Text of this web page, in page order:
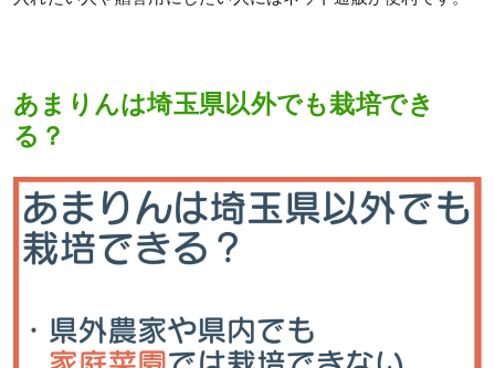
あまりんは埼玉県以外でも栽培でき
る？